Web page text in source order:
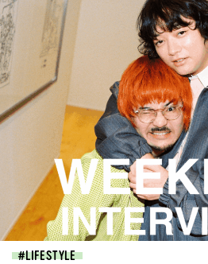
LIFESTYLE